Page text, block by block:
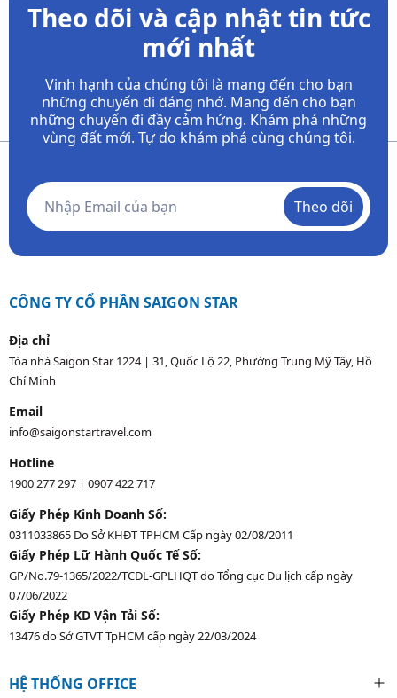
Theo dõi và cập nhật tin tức
mới nhất
Vinh hạnh của chúng tôi là mang đến cho bạn
những chuyến đi đáng nhớ. Mang đến cho bạn
những chuyến đi đầy cảm hứng. Khám phá những
vùng đất mới. Tự do khám phá cùng chúng tôi.
Theo dõi
CÔNG TY CỔ PHẦN SAIGON STAR
Địa chỉ
Tòa nhà Saigon Star 1224 | 31, Quốc Lộ 22, Phường Trung Mỹ Tây, Hồ
Chí Minh
Email
info@saigonstartravel.com
Hotline
1900 277 297 | 0907 422 717
Giấy Phép Kinh Doanh Số:
0311033865 Do Sở KHĐT TPHCM Cấp ngày 02/08/2011
Giấy Phép Lữ Hành Quốc Tế Số:
GP/No.79-1365/2022/TCDL-GPLHQT do Tổng cục Du lịch cấp ngày
07/06/2022
Giấy Phép KD Vận Tải Số:
13476 do Sở GTVT TpHCM cấp ngày 22/03/2024
HỆ THỐNG OFFICE